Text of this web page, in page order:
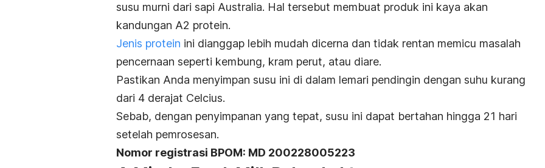
susu murni dari sapi Australia. Hal tersebut membuat produk ini kaya akan
kandungan A2 protein.
Jenis protein ini dianggap lebih mudah dicerna dan tidak rentan memicu masalah
pencernaan seperti kembung, kram perut, atau diare.
Pastikan Anda menyimpan susu ini di dalam lemari pendingin dengan suhu kurang
dari 4 derajat Celcius.
Sebab, dengan penyimpanan yang tepat, susu ini dapat bertahan hingga 21 hari
setelah pemrosesan.
Nomor registrasi BPOM: MD 200228005223